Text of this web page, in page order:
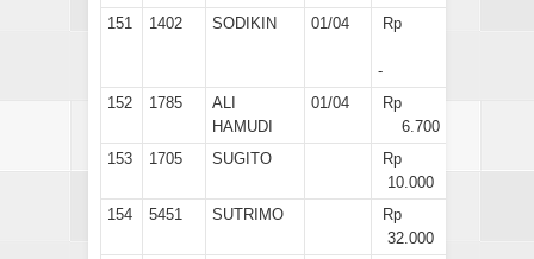
151
1402 SODIKIN 01/04 Rp
-
152
1785
ALI
HAMUDI
01/04
Rp
6.700
153
1705 SUGITO
Rp
10.000
154
5451 SUTRIMO
Rp
32.000